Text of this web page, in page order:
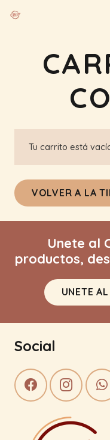
Tu carrito está
VOLVER A LA
Unete al
productos,
UNETE
Social